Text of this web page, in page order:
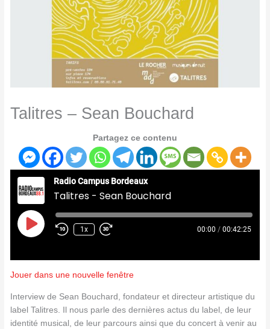
Talitres – Sean Bouchard
Partagez ce contenu
Radio Campus Bordeaux
Talitres - Sean Bouchard
Play
Episode
1x 00:00 / 00:42:25
Jouer dans une nouvelle fenêtre
Interview de Sean Bouchard, fondateur et directeur artistique du
label Talitres. Il nous parle des dernières actus du label, de leur
identité musical, de leur parcours ainsi que du concert à venir au